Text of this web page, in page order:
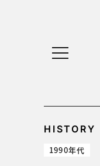
HISTORY
1990年代